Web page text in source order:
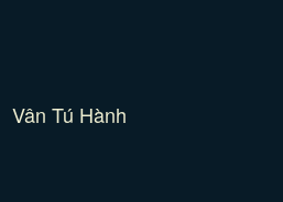
Vân Tú Hành